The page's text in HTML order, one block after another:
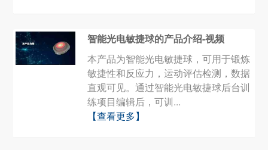
智能光电敏捷球的产品介绍-视频
本产品为智能光电敏捷球，可用于锻炼
敏捷性和反应力，运动评估检测，数据
直观可见。通过智能光电敏捷球后台训
练项目编辑后，可训...
【查看更多】